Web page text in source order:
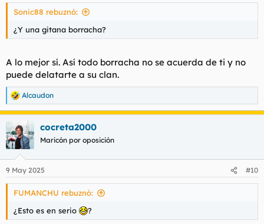
Sonic88 rebuznó:
¿Y una gitana borracha?
A lo mejor sí. Así todo borracha no se acuerda de ti y no
puede delatarte a su clan.
R
e
a
c
c
i
e
s
Alcaudon
cocreta2000
Maricón por oposición
9 May 2025 #10
FUMANCHU rebuznó:
¿Esto es en serio
?